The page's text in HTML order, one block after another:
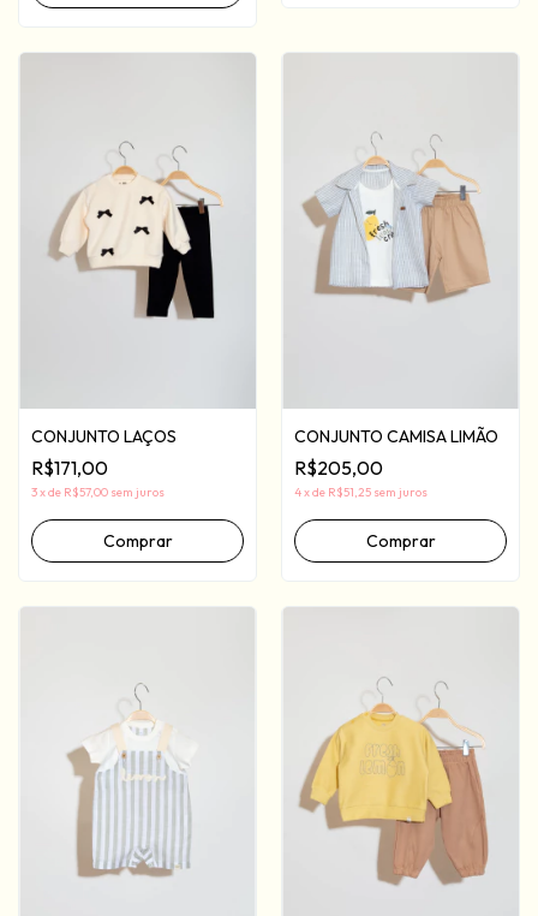
CONJUNTO LAÇOS
R$171,00
3xde R$57,00 sem juros
Comprar
CONJUNTO CAMISA LIMÃO
R$205,00
4xde R$51,25 sem juros
Comprar